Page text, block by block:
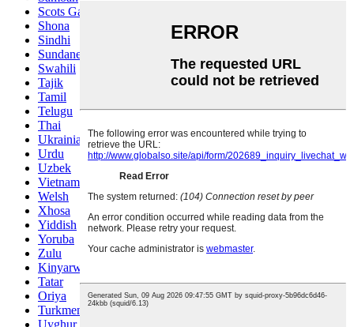
Scots Gaelic
Shona
Sindhi
Sundanese
Swahili
Tajik
Tamil
Telugu
Thai
Ukrainian
Urdu
Uzbek
Vietnamese
Welsh
Xhosa
Yiddish
Yoruba
Zulu
Kinyarwanda
Tatar
Oriya
Turkmen
Uyghur